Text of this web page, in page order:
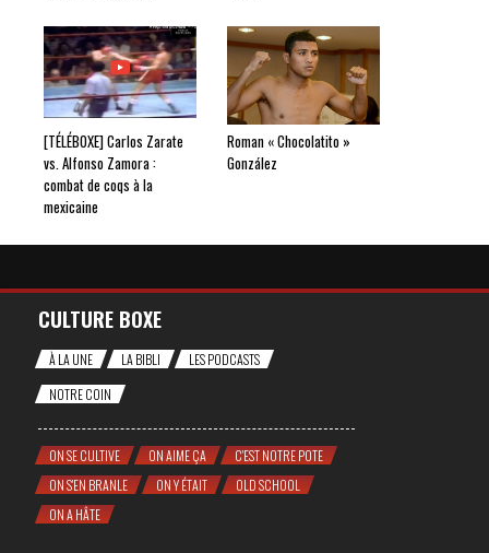
[TÉLÉBOXE] Carlos Zarate
vs. Alfonso Zamora :
combat de coqs à la
mexicaine
Roman « Chocolatito »
González
CULTURE BOXE
À LA UNE LA BIBLI
LES PODCASTS
NOTRE COIN
ON SE CULTIVE ON AIME ÇA
C'EST NOTRE POTE
ON S'EN BRANLE
ON Y ÉTAIT
OLD SCHOOL
ON A HÂTE